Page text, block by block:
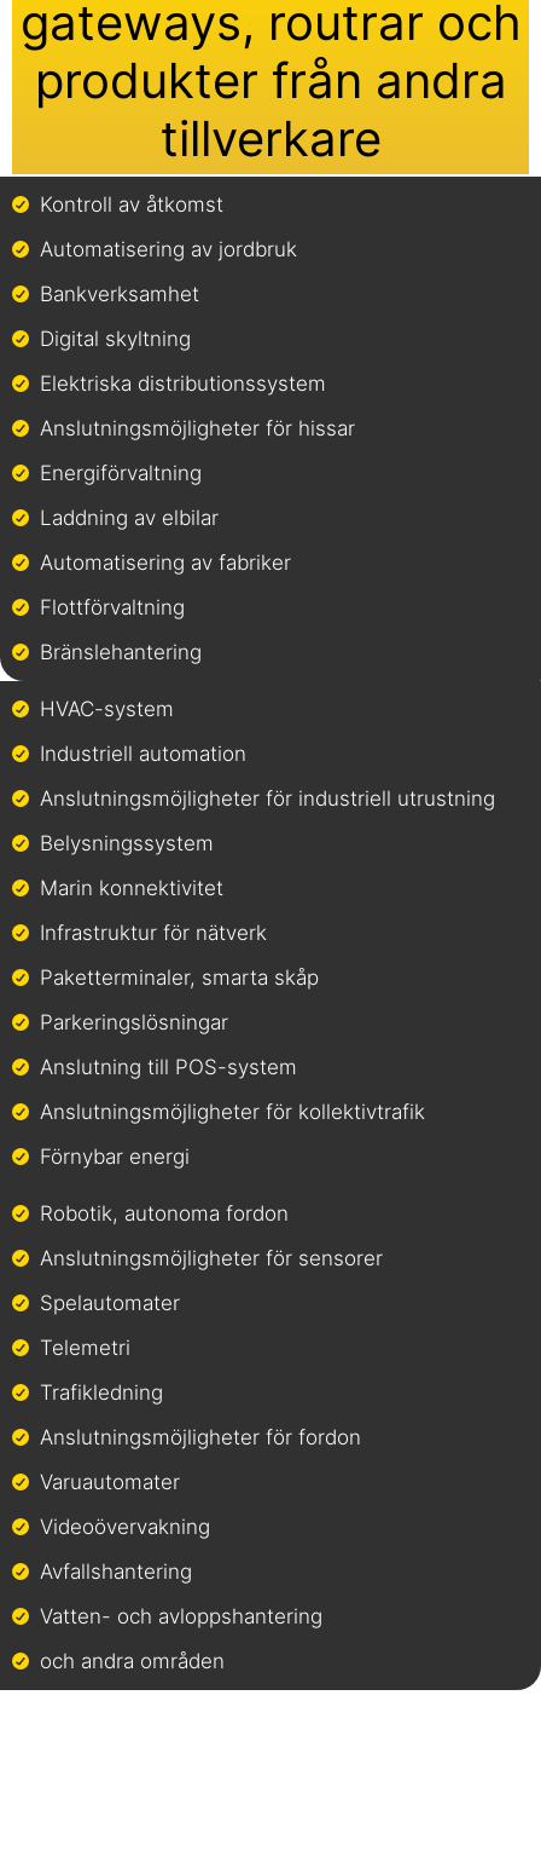
gateways, routrar och
produkter från andra
tillverkare
Kontroll av åtkomst
Automatisering av jordbruk
Bankverksamhet
Digital skyltning
Elektriska distributionssystem
Anslutningsmöjligheter för hissar
Energiförvaltning
Laddning av elbilar
Automatisering av fabriker
Flottförvaltning
Bränslehantering
HVAC-system
Industriell automation
Anslutningsmöjligheter för industriell utrustning
Belysningssystem
Marin konnektivitet
Infrastruktur för nätverk
Paketterminaler, smarta skåp
Parkeringslösningar
Anslutning till POS-system
Anslutningsmöjligheter för kollektivtrafik
Förnybar energi
Robotik, autonoma fordon
Anslutningsmöjligheter för sensorer
Spelautomater
Telemetri
Trafikledning
Anslutningsmöjligheter för fordon
Varuautomater
Videoövervakning
Avfallshantering
Vatten- och avloppshantering
och andra områden